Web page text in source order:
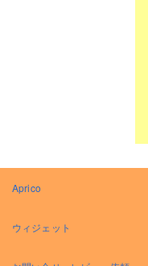
Aprico
ウィジェット